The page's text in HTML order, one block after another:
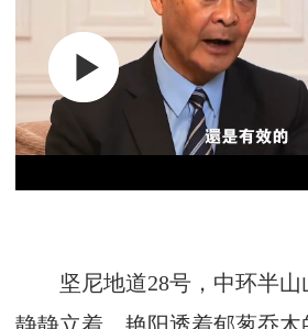
坚尼地道28号，中环半山